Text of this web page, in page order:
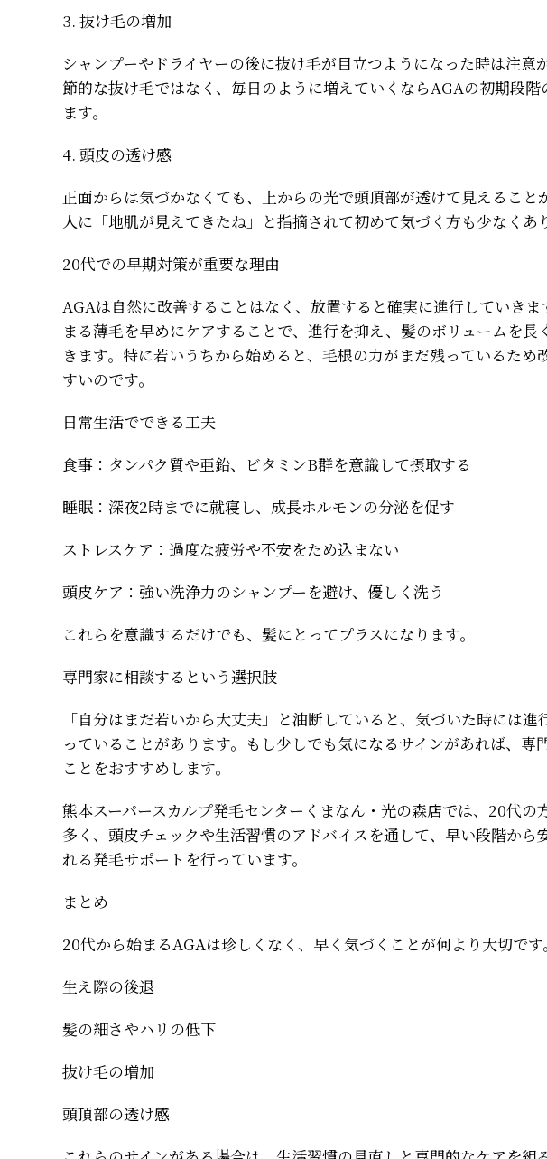
3. 抜け毛の増加
シャンプーやドライヤーの後に抜け毛が目立つようになった時は注意
節的な抜け毛ではなく、毎日のように増えていくならAGAの初期段階
ます。
4. 頭皮の透け感
正面からは気づかなくても、上からの光で頭頂部が透けて見えること
人に「地肌が見えてきたね」と指摘されて初めて気づく方も少なくあ
20代での早期対策が重要な理由
AGAは自然に改善することはなく、放置すると確実に進行していきま
まる薄毛を早めにケアすることで、進行を抑え、髪のボリュームを長
きます。特に若いうちから始めると、毛根の力がまだ残っているため
すいのです。
日常生活でできる工夫
食事：タンパク質や亜鉛、ビタミンB群を意識して摂取する
睡眠：深夜2時までに就寝し、成長ホルモンの分泌を促す
ストレスケア：過度な疲労や不安をため込まない
頭皮ケア：強い洗浄力のシャンプーを避け、優しく洗う
これらを意識するだけでも、髪にとってプラスになります。
専門家に相談するという選択肢
「自分はまだ若いから大丈夫」と油断していると、気づいた時には進
っていることがあります。もし少しでも気になるサインがあれば、専
ことをおすすめします。
熊本スーパースカルプ発毛センターくまなん・光の森店では、20代の
多く、頭皮チェックや生活習慣のアドバイスを通して、早い段階から
れる発毛サポートを行っています。
まとめ
20代から始まるAGAは珍しくなく、早く気づくことが何より大切です。
生え際の後退
髪の細さやハリの低下
抜け毛の増加
頭頂部の透け感